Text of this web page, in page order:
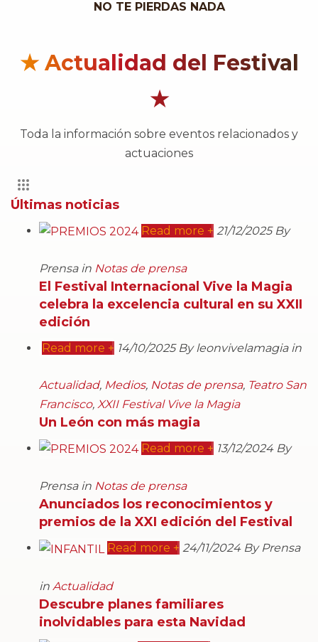
NO TE PIERDAS NADA
★ Actualidad del Festival
★
Toda la información sobre eventos relacionados y
actuaciones
Últimas noticias
Read more + 21/12/2025 By
Prensa in Notas de prensa
El Festival Internacional Vive la Magia
celebra la excelencia cultural en su XXII
edición
Read more + 14/10/2025 By leonvivelamagia in
Actualidad, Medios, Notas de prensa, Teatro San
Francisco, XXII Festival Vive la Magia
Un León con más magia
Read more + 13/12/2024 By
Prensa in Notas de prensa
Anunciados los reconocimientos y
premios de la XXI edición del Festival
Read more + 24/11/2024 By Prensa
in Actualidad
Descubre planes familiares
inolvidables para esta Navidad